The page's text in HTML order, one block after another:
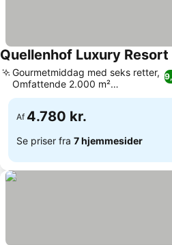
Quellenhof Luxury Resort
Gourmetmiddag med seks retter,
Omfattende 2.000 m²
wellnessområde
Af 4.780 kr.
Se priser fra 7 hjemmesider